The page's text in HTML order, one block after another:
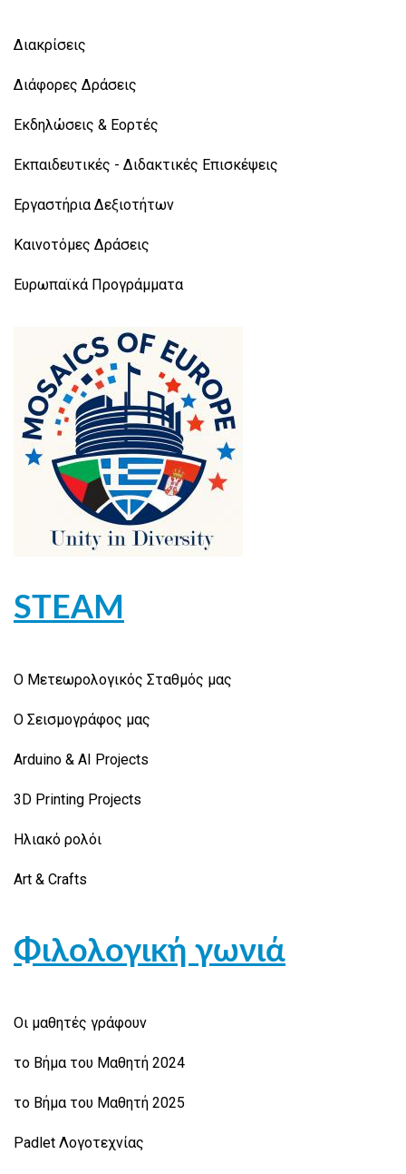
Διακρίσεις
Διάφορες Δράσεις
Εκδηλώσεις & Εορτές
Εκπαιδευτικές - Διδακτικές Επισκέψεις
Εργαστήρια Δεξιοτήτων
Καινοτόμες Δράσεις
Ευρωπαϊκά Προγράμματα
STEAM
Ο Μετεωρολογικός Σταθμός μας
Ο Σεισμογράφος μας
Arduino & AI Projects
3D Printing Projects
Ηλιακό ρολόι
Art & Crafts
Φιλολογική γωνιά
Οι μαθητές γράφουν
το Βήμα του Μαθητή 2024
το Βήμα του Μαθητή 2025
Padlet Λογοτεχνίας